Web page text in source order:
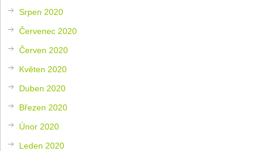
Srpen 2020
Červenec 2020
Červen 2020
Květen 2020
Duben 2020
Březen 2020
Únor 2020
Leden 2020